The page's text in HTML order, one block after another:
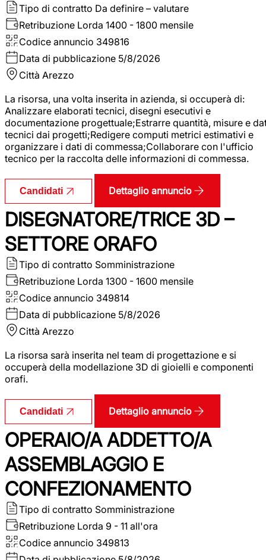
Tipo di contratto Da definire – valutare
Retribuzione Lorda 1400 - 1800 mensile
Codice annuncio 349816
Data di pubblicazione 5/8/2026
Città Arezzo
La risorsa, una volta inserita in azienda, si occuperà di:
Analizzare elaborati tecnici, disegni esecutivi e
documentazione progettuale;Estrarre quantità, misure e
tecnici dai progetti;Redigere computi metrici estimativi e
organizzare i dati di commessa;Collaborare con l'ufficio
tecnico per la raccolta delle informazioni di commessa.
Candidati Dettaglio annuncio
DISEGNATORE/TRICE 3D –
SETTORE ORAFO
Tipo di contratto Somministrazione
Retribuzione Lorda 1300 - 1600 mensile
Codice annuncio 349814
Data di pubblicazione 5/8/2026
Città Arezzo
La risorsa sarà inserita nel team di progettazione e si
occuperà della modellazione 3D di gioielli e componenti
orafi.
Candidati Dettaglio annuncio
OPERAIO/A ADDETTO/A
ASSEMBLAGGIO E
CONFEZIONAMENTO
Tipo di contratto Somministrazione
Retribuzione Lorda 9 - 11 all'ora
Codice annuncio 349813